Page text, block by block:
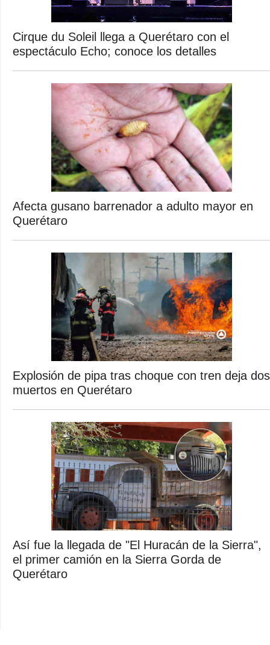
Cirque du Soleil llega a Querétaro con el
espectáculo Echo; conoce los detalles
Afecta gusano barrenador a adulto mayor en
Querétaro
Explosión de pipa tras choque con tren deja dos
muertos en Querétaro
Así fue la llegada de "El Huracán de la Sierra",
el primer camión en la Sierra Gorda de
Querétaro